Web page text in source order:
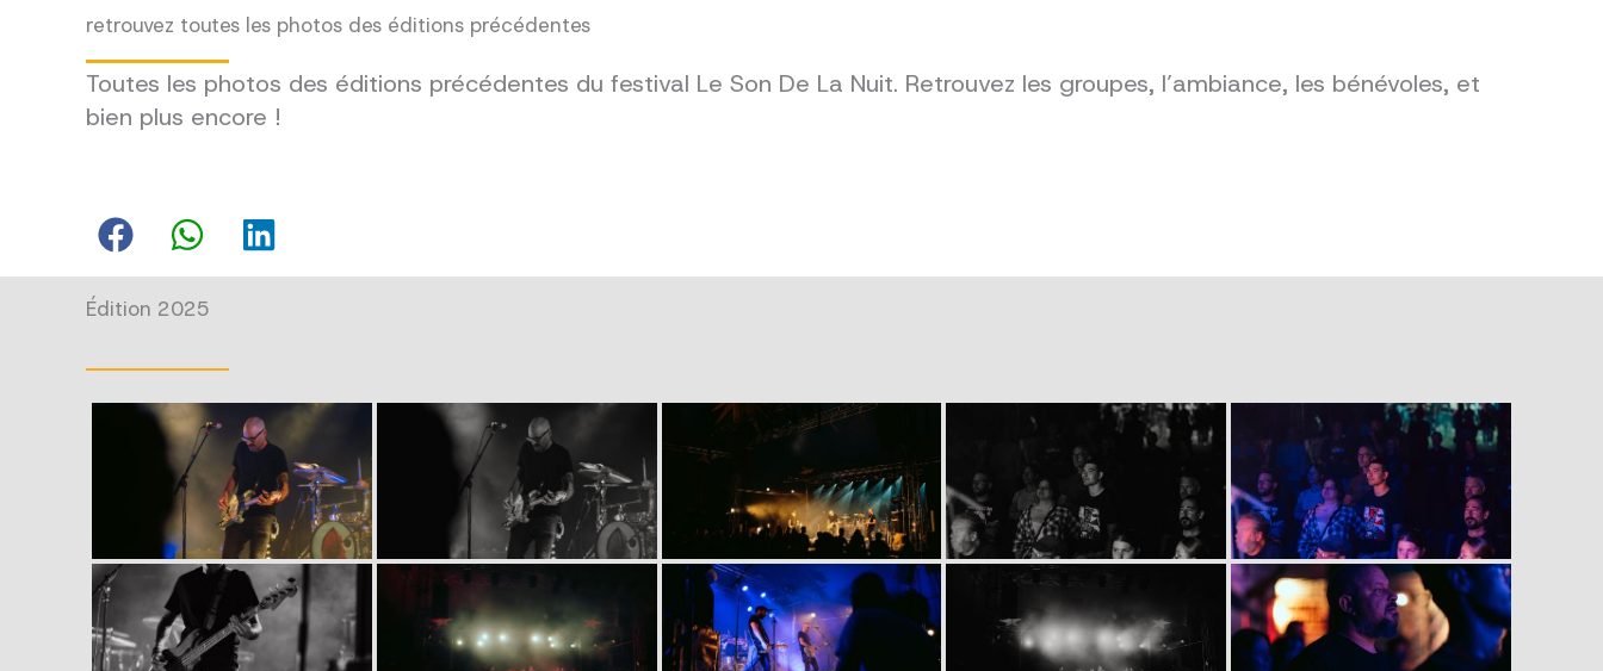
retrouvez toutes les photos des éditions précédentes
Toutes les photos des éditions précédentes du festival Le Son De La Nuit. Retrouvez les groupes, l’ambiance, les bénévoles, et
bien plus encore !
Édition 2025